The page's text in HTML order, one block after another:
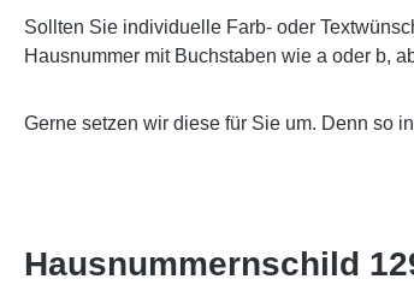
Sollten Sie individuelle Farb- oder
Hausnummer mit Buchstaben wie a oder b,
Gerne setzen wir diese für Sie um. Denn so
Hausnummernschild